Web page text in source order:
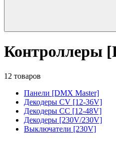
Контроллеры
12 товаров
Панели [DMX Master]
Декодеры CV [12-36V]
Декодеры CC [12-48V]
Декодеры [230V/230V]
Выключатели [230V]